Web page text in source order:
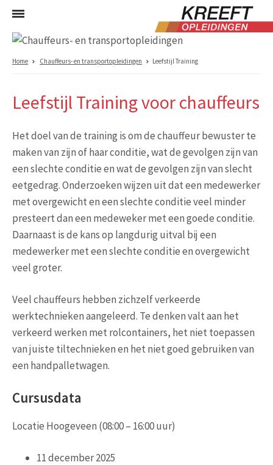
Home Chauffeurs- en transportopleidingen Leefstijl Training
Leefstijl Training voor chauffeurs
Het doel van de training is om de chauffeur bewuster te
maken van zijn of haar conditie, wat de gevolgen zijn van
een slechte conditie en wat de gevolgen zijn van slecht
eetgedrag. Onderzoeken wijzen uit dat een medewerker
met overgewicht en een slechte conditie veel minder
presteert dan een medeweker met een goede conditie.
Daarnaast is de kans op langdurig uitval bij een
medewerker met een slechte conditie en overgewicht
veel groter.
Veel chauffeurs hebben zichzelf verkeerde
werktechnieken aangeleerd. Te denken valt aan het
verkeerd werken met rolcontainers, het niet toepassen
van juiste tiltechnieken en het niet goed gebruiken van
een handpalletwagen.
Cursusdata
Locatie Hoogeveen (08:00 – 16:00 uur)
11 december 2025